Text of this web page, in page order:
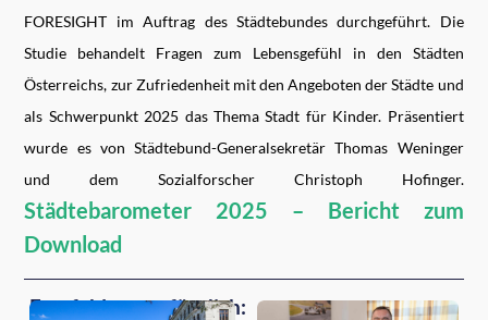
FORESIGHT im Auftrag des Städtebundes durchgeführt. Die
Studie behandelt Fragen zum Lebensgefühl in den Städten
Österreichs, zur Zufriedenheit mit den Angeboten der Städte und
als Schwerpunkt 2025 das Thema Stadt für Kinder. Präsentiert
wurde es von Städtebund-Generalsekretär Thomas Weninger
und dem Sozialforscher Christoph Hofinger.
Städtebarometer 2025 – Bericht zum
Download
Empfehlungen für dich: